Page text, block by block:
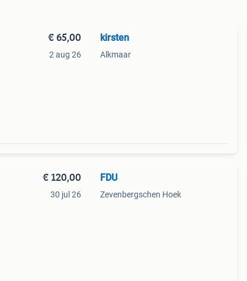
€ 65,00
2 aug 26
kirsten
Alkmaar
€ 120,00
30 jul 26
FDU
Zevenbergschen Hoek